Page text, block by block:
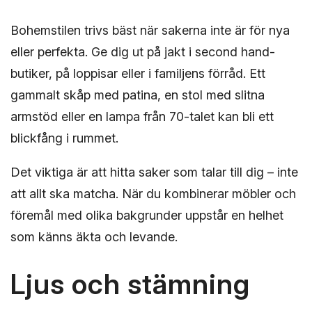
Bohemstilen trivs bäst när sakerna inte är för nya
eller perfekta. Ge dig ut på jakt i second hand-
butiker, på loppisar eller i familjens förråd. Ett
gammalt skåp med patina, en stol med slitna
armstöd eller en lampa från 70-talet kan bli ett
blickfång i rummet.
Det viktiga är att hitta saker som talar till dig – inte
att allt ska matcha. När du kombinerar möbler och
föremål med olika bakgrunder uppstår en helhet
som känns äkta och levande.
Ljus och stämning